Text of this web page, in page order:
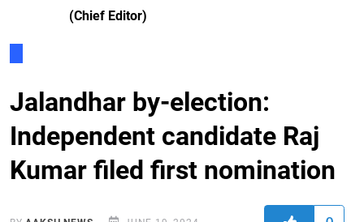
(Chief Editor)
Jalandhar by-election:
Independent candidate Raj
Kumar filed first nomination